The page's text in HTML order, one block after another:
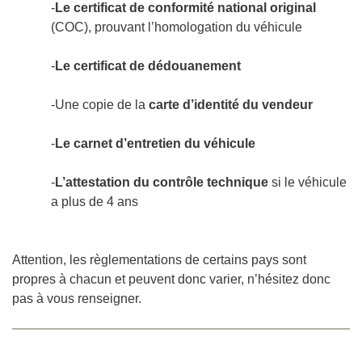
-Le certificat de conformité national original
(COC), prouvant l’homologation du véhicule
-Le certificat de dédouanement
-Une copie de la carte d’identité du vendeur
-Le carnet d’entretien du véhicule
-L’attestation du contrôle technique si le véhicule
a plus de 4 ans
Attention, les règlementations de certains pays sont
propres à chacun et peuvent donc varier, n’hésitez donc
pas à vous renseigner.